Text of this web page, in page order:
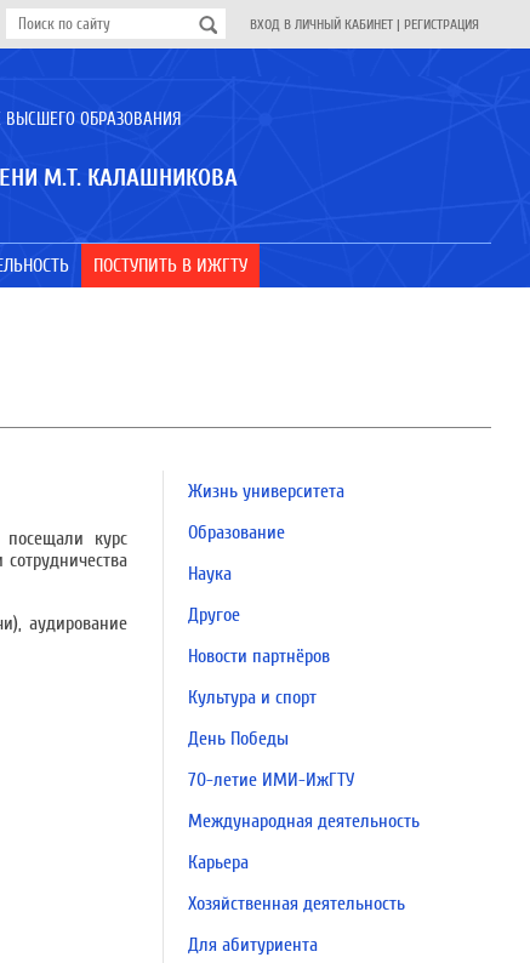
ВХОД В ЛИЧНЫЙ КАБИНЕТ | РЕГИСТРАЦИЯ
ВЫСШЕГО ОБРАЗОВАНИЯ
М.Т. КАЛАШНИКОВА
ПОСТУПИТЬ В ИЖГТУ
курс
аудирование
Жизнь университета
Образование
Наука
Другое
Новости партнёров
Культура и спорт
День Победы
70-летие ИМИ-ИжГТУ
Международная деятельность
Карьера
Хозяйственная деятельность
Для абитуриента